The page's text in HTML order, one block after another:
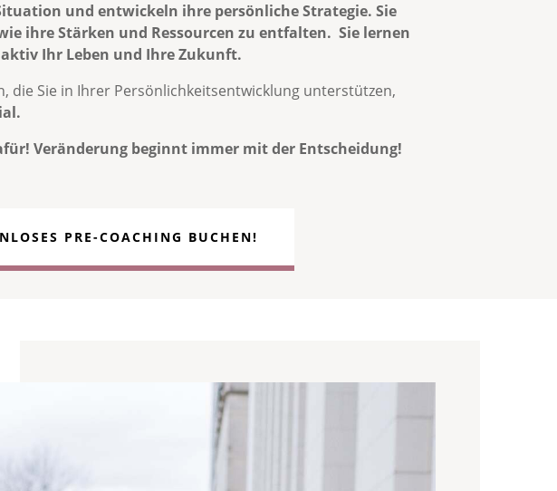
und entwickeln ihre persönliche Strategie. Sie
ihre Stärken und Ressourcen zu entfalten. Sie lernen
Ihr Leben und Ihre Zukunft.
die Sie in Ihrer Persönlichkeitsentwicklung unterstützen,
Veränderung beginnt immer mit der Entscheidung!
PRE-COACHING BUCHEN!